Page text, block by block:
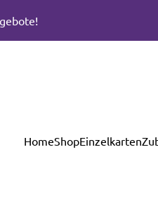
HomeShopEinzelkarten